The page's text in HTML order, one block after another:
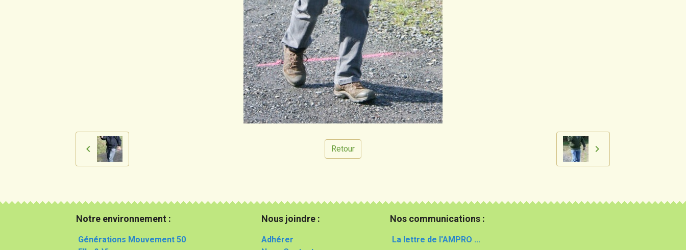
Retour
Notre environnement :
Générations Mouvement 50
Nous joindre :
Adhérer
Nos communications :
La lettre de l'AMPRO ...